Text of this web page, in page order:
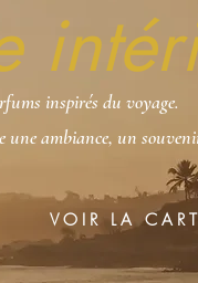
inspirés du voyage.
ambiance, un
VOIR LA